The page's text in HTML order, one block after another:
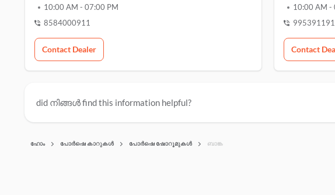
10:00 AM - 07:00 PM
8584000911
Contact Dealer
10:00 AM -
Contact
did നിങ്ങൾ find this information helpful?
ഹോം പോർഷെ കാറുകൾ പോർഷെ ഷോറൂമുകൾ ബാങ്ക